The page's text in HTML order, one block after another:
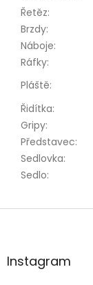
Řetěz:
Brzdy:
Náboje:
Ráfky:
Pláště:
Řidítka:
Gripy:
Představec:
Sedlovka:
Sedlo:
Z
aInstagram